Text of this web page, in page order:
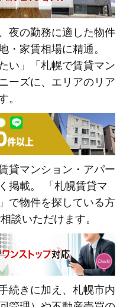
夜の勤務に適した物件
・家賃相場に精通。
い」「札幌で賃貸マン
ーズに、エリアのリア
。
貸マンション・アパー
掲載。 「札幌賃貸マ
で物件を探している方
談いただけます。
続きに加え、札幌市内